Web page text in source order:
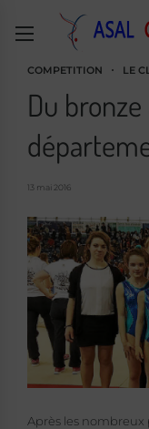
COMPETITION LE
Du
13 mai 2016
Après les